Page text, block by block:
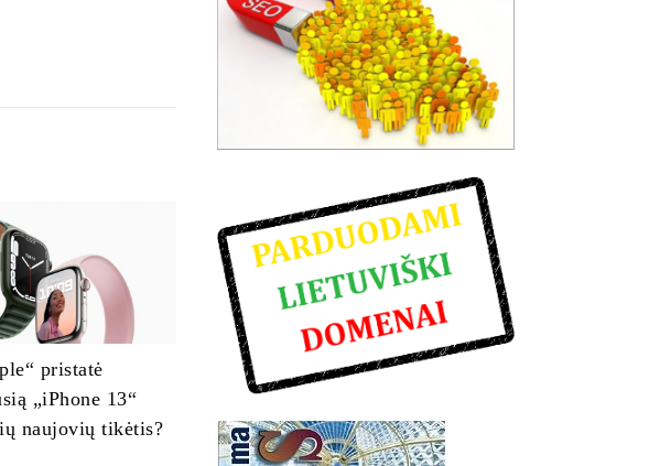
pristatė
„iPhone 13“
naujovių tikėtis?